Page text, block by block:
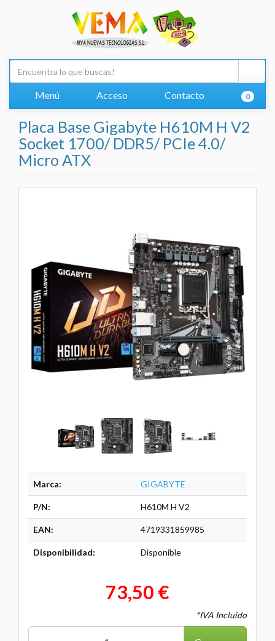
Menú Acceso Contacto 0
Placa Base Gigabyte H610M H V2
Socket 1700/ DDR5/ PCIe 4.0/
Micro ATX
Marca: GIGABYTE
P/N: H610M H V2
EAN: 4719331859985
Disponibilidad: Disponible
73,50 €
*IVA Incluido